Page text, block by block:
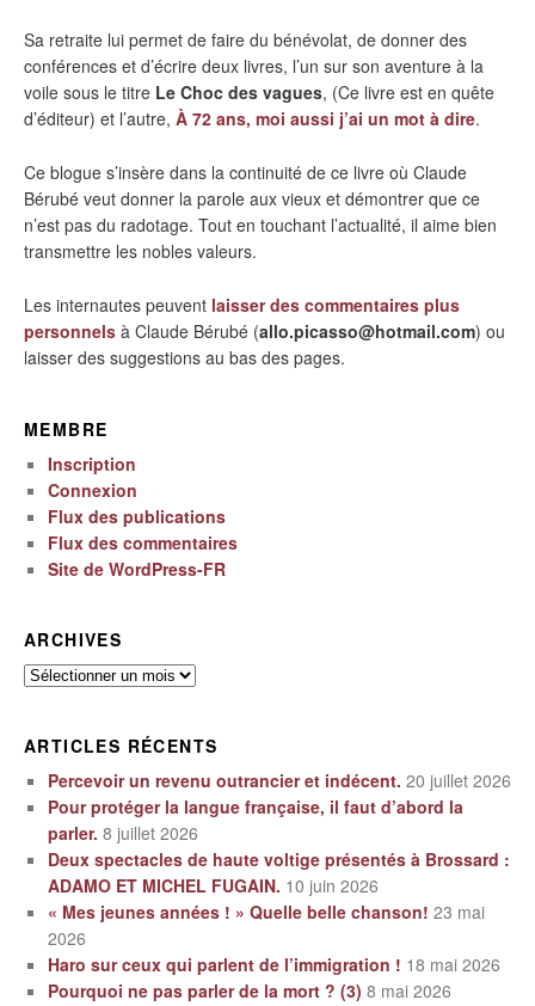
Sa retraite lui permet de faire du bénévolat, de donner des
conférences et d’écrire deux livres, l’un sur son aventure à la
voile sous le titre Le Choc des vagues, (Ce livre est en quête
d’éditeur) et l’autre, À 72 ans, moi aussi j’ai un mot à dire.
Ce blogue s’insère dans la continuité de ce livre où Claude
Bérubé veut donner la parole aux vieux et démontrer que ce
n’est pas du radotage. Tout en touchant l’actualité, il aime bien
transmettre les nobles valeurs.
Les internautes peuvent laisser des commentaires plus
personnels à Claude Bérubé (allo.picasso@hotmail.com) ou
laisser des suggestions au bas des pages.
MEMBRE
Inscription
Connexion
Flux des publications
Flux des commentaires
Site de WordPress-FR
ARCHIVES
Archives
ARTICLES RÉCENTS
Percevoir un revenu outrancier et indécent. 20 juillet 2026
Pour protéger la langue française, il faut d’abord la
parler. 8 juillet 2026
Deux spectacles de haute voltige présentés à Brossard :
ADAMO ET MICHEL FUGAIN. 10 juin 2026
« Mes jeunes années ! » Quelle belle chanson! 23 mai
2026
Haro sur ceux qui parlent de l’immigration ! 18 mai 2026
Pourquoi ne pas parler de la mort ? (3) 8 mai 2026